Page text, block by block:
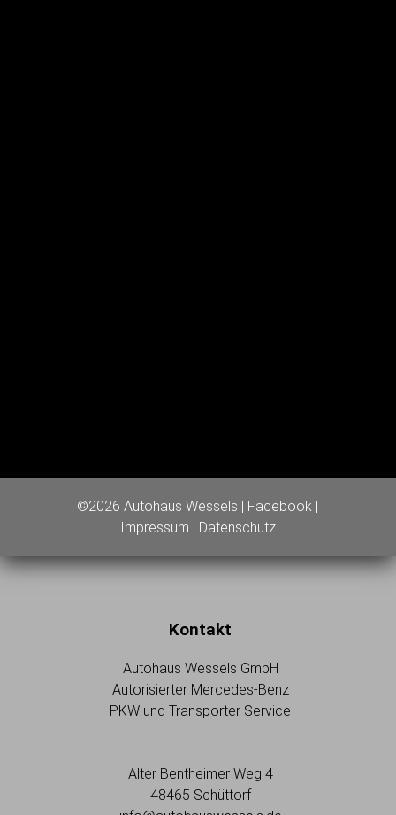
©2026 Autohaus Wessels | Facebook |
Impressum | Datenschutz
Kontakt
Autohaus Wessels GmbH
Autorisierter Mercedes-Benz
PKW und Transporter Service
Alter Bentheimer Weg 4
48465 Schüttorf